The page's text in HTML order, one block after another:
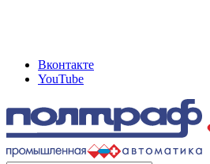
Вконтакте
YouTube